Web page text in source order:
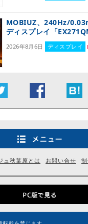
MOBIUZ、240Hz/
ディスプレイ「
2026年8月6日 ディスプレイ
ュ秋葉原とは お問い合せ